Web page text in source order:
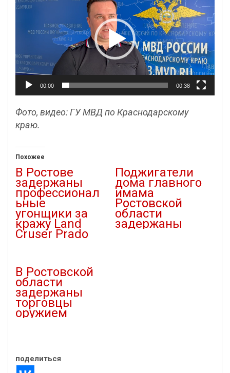
00:00 00:38
Фото, видео: ГУ МВД по Краснодарскому
краю.
Похожее
В Ростове
задержаны
профессионал
ьные
угонщики за
кражу Land
Cruser Prado
Поджигатели
дома главного
имама
Ростовской
области
задержаны
В Ростовской
области
задержаны
торговцы
оружием
поделиться